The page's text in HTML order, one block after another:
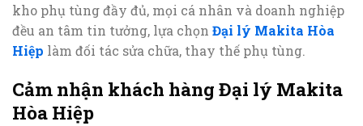
kho phụ tùng đầy đủ, mọi cá nhân và doanh nghiệp
đều an tâm tin tưởng, lựa chọn Đại lý Makita Hòa
Hiệp làm đối tác sửa chữa, thay thế phụ tùng.
Cảm nhận khách hàng Đại lý Makita
Hòa Hiệp